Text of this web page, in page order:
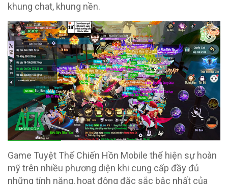
khung chat, khung nền.
Game Tuyệt Thế Chiến Hồn Mobile thể hiện sự hoàn
mỹ trên nhiều phương diện khi cung cấp đầy đủ
những tính năng, hoạt động đặc sắc bậc nhất của